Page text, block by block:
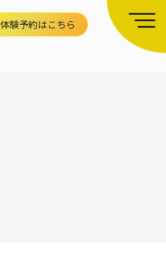
体験予約はこちら